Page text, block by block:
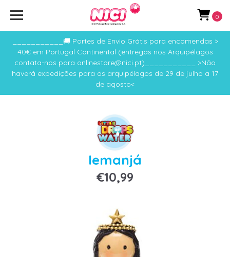
___________🚚 Portes de Envio Grátis para encomendas >
40€ em Portugal Continental (entregas nos Arquipélagos
contata-nos para onlinestore@nici.pt)___________ >Não
haverá expedições para os arquipélagos de 29 de julho a 17
de agosto<
0
Iemanjá
€10,99